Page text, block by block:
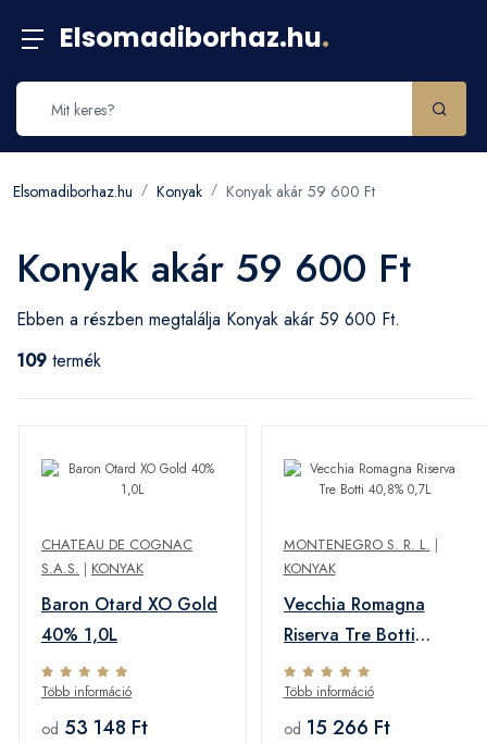
Elsomadiborhaz.hu.
Elsomadiborhaz.hu Konyak Konyak akár 59 600 Ft
Konyak akár 59 600 Ft
Ebben a részben megtalálja Konyak akár 59 600 Ft.
109 termék
CHATEAU DE COGNAC
S.A.S. | KONYAK
Baron Otard XO Gold
40% 1,0L
Több információ
od 53 148 Ft
MONTENEGRO S. R. L. |
KONYAK
Vecchia Romagna
Riserva Tre Botti
40,8% 0,7L
Több információ
od 15 266 Ft